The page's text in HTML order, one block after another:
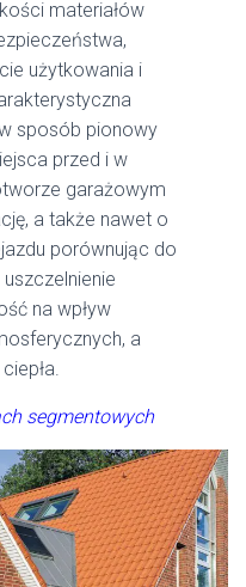
materiałów
użytkowania i
sposób pionowy
przed i w
garażowym
a także nawet o
porównując do
na wpływ
a
segmentowych